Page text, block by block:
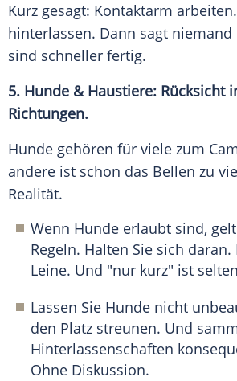
Kurz gesagt: Kontaktarm
hinterlassen. Dann sagt niemand
sind schneller fertig.
5. Hunde & Haustiere: Rücksicht
Richtungen.
Hunde gehören für viele zum
andere ist schon das Bellen zu
Realität.
Wenn Hunde erlaubt sind,
Regeln. Halten Sie sich
Leine. Und "nur kurz" ist
Lassen Sie Hunde nicht
den Platz streunen. Und
Hinterlassenschaften
Ohne Diskussion.